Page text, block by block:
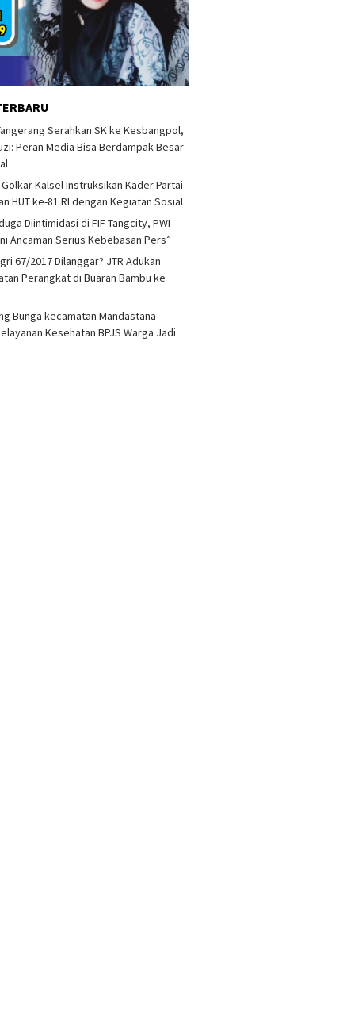
Serahkan SK ke Kesbangpol,
Peran Media Bisa Berdampak Besar
Golkar Kalsel Instruksikan Kader Partai
HUT ke-81 RI dengan Kegiatan Sosial
Diintimidasi di FIF Tangcity, PWI
Ancaman Serius Kebebasan Pers”
67/2017 Dilanggar? JTR Adukan
Perangkat di Buaran Bambu ke
Bunga kecamatan Mandastana
Kesehatan BPJS Warga Jadi